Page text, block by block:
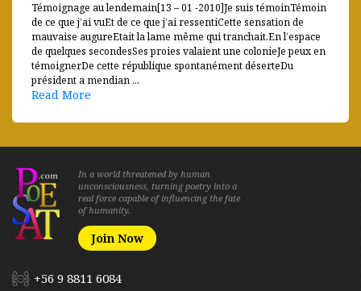
Témoignage au lendemain[13 – 01 -2010]Je suis témoinTémoin
de ce que j’ai vuEt de ce que j’ai ressentiCette sensation de
mauvaise augureEtait la lame même qui tranchait.En l’espace
de quelques secondesSes proies valaient une colonieJe peux en
témoignerDe cette république spontanément déserteDu
président a mendian ...
Read More
In a world threatened by human
unconsciousness, turning poetry into a
real force capable of influencing the fate
of humanity.
Join Now
+56 9 8811 6084